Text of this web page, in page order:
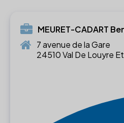
MEURET-CADART
7 avenue de la Gare
24510 Val De Louyre